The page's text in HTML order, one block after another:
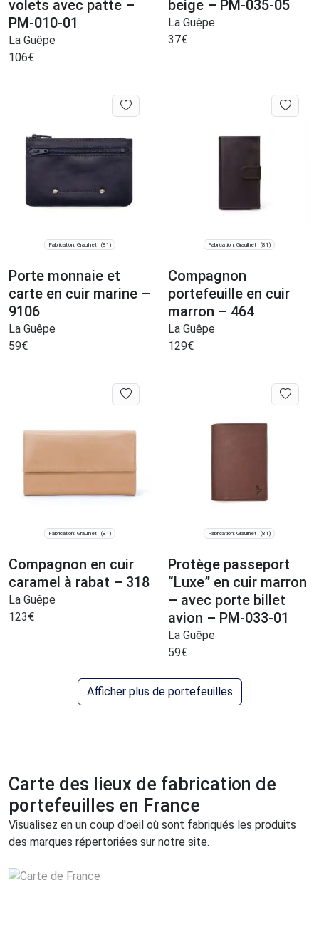
volets avec patte –
PM-010-01
La Guêpe
106€
beige – PM-035-05
La Guêpe
37€
Fabrication: Graulhet (81)
Porte monnaie et
carte en cuir marine –
9106
La Guêpe
59€
Fabrication: Graulhet (81)
Compagnon
portefeuille en cuir
marron – 464
La Guêpe
129€
Fabrication: Graulhet (81)
Compagnon en cuir
caramel à rabat – 318
La Guêpe
123€
Fabrication: Graulhet (81)
Protège passeport
“Luxe” en cuir marron
– avec porte billet
avion – PM-033-01
La Guêpe
59€
Afficher plus de portefeuilles
Carte des lieux de fabrication de
portefeuilles en France
Visualisez en un coup d'oeil où sont fabriqués les produits
des marques répertoriées sur notre site.